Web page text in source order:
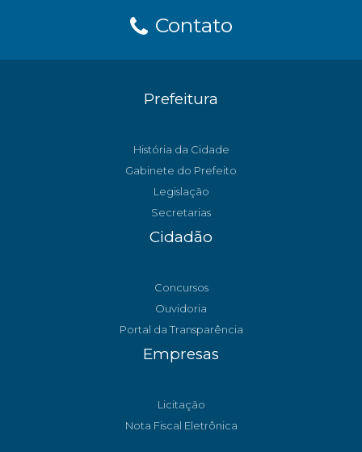
Contato
Prefeitura
História da Cidade
Gabinete do Prefeito
Legislação
Secretarias
Cidadão
Concursos
Ouvidoria
Portal da Transparência
Empresas
Licitação
Nota Fiscal Eletrônica